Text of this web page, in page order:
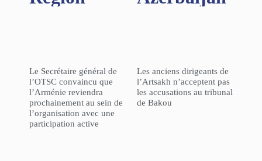
Le Secrétaire général de
l’OTSC convaincu que
l’Arménie reviendra
prochainement au sein de
l’organisation avec une
participation active
Les anciens dirigeants de
l’Artsakh n’acceptent pas
les accusations au tribunal
de Bakou